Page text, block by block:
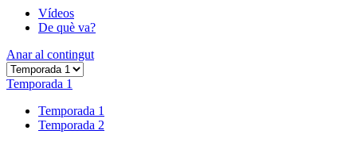
Vídeos
De què va?
Anar al contingut
Temporada 1
Temporada 1
Temporada 2